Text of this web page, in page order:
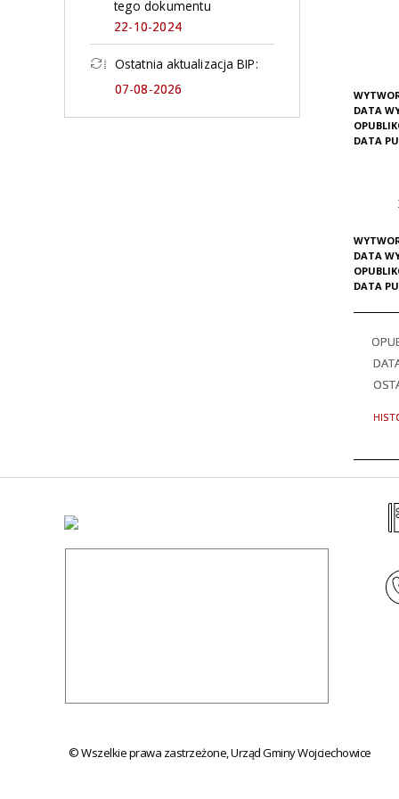
tego dokumentu
22-10-2024
Ostatnia aktualizacja BIP:
07-08-2026
DATA
DATA
DATA
DATA
© Wszelkie prawa zastrzeżone, Urząd Gminy Wojciechowice